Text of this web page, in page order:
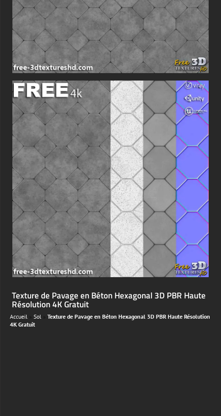
Texture de Pavage en Béton Hexagonal 3D PBR Haute
Résolution 4K Gratuit
Accueil Sol
Texture de Pavage en Béton Hexagonal 3D PBR Haute Résolution
4K Gratuit